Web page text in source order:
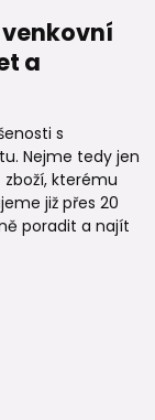
a
s
Nejme tedy jen
kterému
již přes 20
poradit a najít